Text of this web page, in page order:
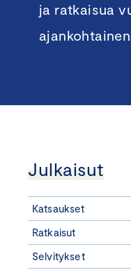
ja ratkaisua
Julkaisut
Katsaukset
Ratkaisut
Selvitykset